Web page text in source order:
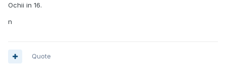
Ochii in 16.
n
Quote